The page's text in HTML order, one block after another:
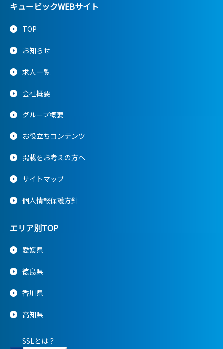
キュービックWEBサイト
TOP
お知らせ
求人一覧
会社概要
グループ概要
お役立ちコンテンツ
掲載をお考えの方へ
サイトマップ
個人情報保護方針
エリア別TOP
愛媛県
徳島県
香川県
高知県
SSLとは？